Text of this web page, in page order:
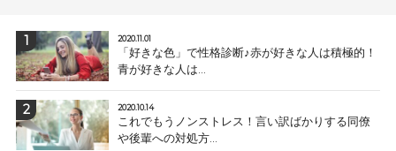
2020.11.01
「好きな色」で性格診断♪赤が好きな人は積極的！
青が好きな人は...
2020.10.14
これでもうノンストレス！言い訳ばかりする同僚
や後輩への対処方...